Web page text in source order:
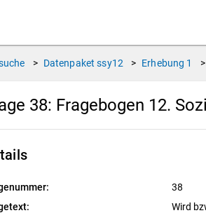
> Datenpaket ssy12 > Erhebung 1 >
38: Fragebogen 12.
38
Wird